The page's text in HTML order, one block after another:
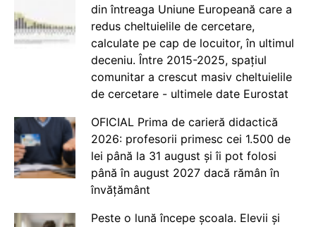
din întreaga Uniune Europeană care a
redus cheltuielile de cercetare,
calculate pe cap de locuitor, în ultimul
deceniu. Între 2015-2025, spațiul
comunitar a crescut masiv cheltuielile
de cercetare - ultimele date Eurostat
OFICIAL Prima de carieră didactică
2026: profesorii primesc cei 1.500 de
lei până la 31 august și îi pot folosi
până în august 2027 dacă rămân în
învățământ
Peste o lună începe școala. Elevii și